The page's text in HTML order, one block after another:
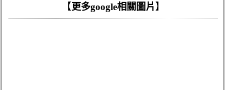
【更多google相關圖片】